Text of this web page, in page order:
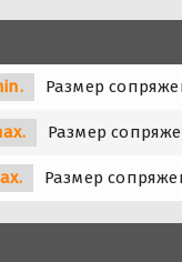
Размер
Размер
Размер